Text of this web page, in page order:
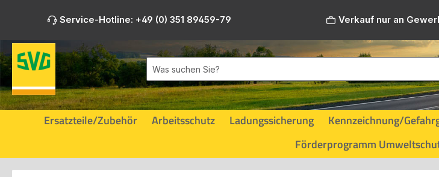
Hauptinhalt springen
Zur Suche springen
Zur Hauptnavigation springen
Service-Hotline: +49 (0) 351 89459-79 Verkauf nur an
Ersatzteile/Zubehör Arbeitsschutz Ladungssicherung Kennzeichnung/
Förderprogramm